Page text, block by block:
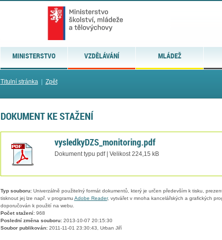
MINISTERSTVO VZDĚLÁVÁNÍ MLÁDEŽ
Titulní stránka| Zpět
DOKUMENT KE STAŽENÍ
vysledkyDZS_monitoring.pdf
Dokument typu pdf | Velikost 224,15 kB
Typ souboru:Univerzálně použitelný formát dokumentů, který je určen především k tisku,
tisknout jej lze např. v programu Adobe Reader, vytvářet v mnoha kancelářských a grafických
doporučován k použití na webu.
Počet stažení:968
Poslední změna souboru:2013-10-07 20:15:30
Soubor publikován:2011-11-01 23:30:43, Urban Jiří